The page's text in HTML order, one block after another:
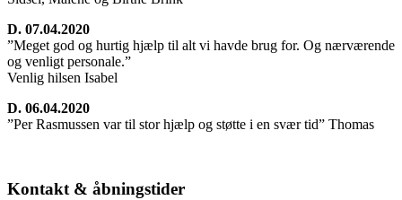
D. 07.04.2020
”Meget god og hurtig hjælp til alt vi havde brug for. Og nærværende
og venligt personale.”
Venlig hilsen Isabel
D. 06.04.2020
”Per Rasmussen var til stor hjælp og støtte i en svær tid” Thomas
Kontakt & åbningstider